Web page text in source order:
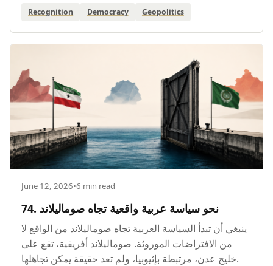
Recognition Democracy Geopolitics
June 12, 2026•6 min read
74. نحو سياسة عربية واقعية تجاه صوماليلاند
ينبغي أن تبدأ السياسة العربية تجاه صوماليلاند من الواقع لا
من الافتراضات الموروثة. صوماليلاند أفريقية، تقع على
خليج عدن، مرتبطة بإثيوبيا، ولم تعد حقيقة يمكن تجاهلها.